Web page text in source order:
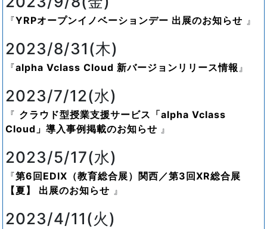
YRPオープンイノベーションデー 出展のお知らせ
2023/8/31(木)
alpha Vclass Cloud 新バージョンリリース情報
2023/7/12(水)
クラウド型授業支援サービス「alpha Vclass
Cloud」導入事例掲載のお知らせ
2023/5/17(水)
第6回EDIX（教育総合展）関西／第3回XR総合展
【夏】 出展のお知らせ
2023/4/11(火)